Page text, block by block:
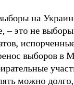
на
– это не
выборов в
можно